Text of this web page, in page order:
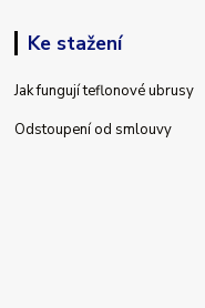
Ke stažení
Jak fungují teflonové ubrusy
Odstoupení od smlouvy